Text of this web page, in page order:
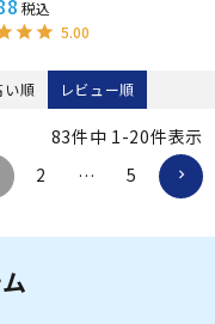
で UVカット 大きいサ
応 サーフィン や ウェット
の インナー
税込
5.00
い順 レビュー順
83件中 1-20件表示
2 … 5